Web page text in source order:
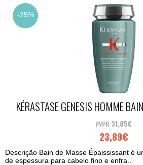
-25%
KÉRASTASE GENESIS HOMME
31,85€
23,89€
Descrição Bain de Masse Épaississant é
de espessura para cabelo fino e enfra..